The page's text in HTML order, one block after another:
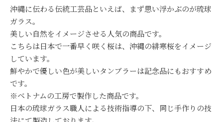
沖縄に伝わる伝統工芸品といえば、まず思い浮かぶのが琉球
ガラス。
美しい自然をイメージさせる人気の商品です。
こちらは日本で一番早く咲く桜は、沖縄の緋寒桜をイメージ
しています。
鮮やかで優しい色が美しいタンブラーは記念品にもおすすめ
です。
※ベトナムの工房で製作した商品です。
日本の琉球ガラス職人による技術指導の下、同じ手作りの技